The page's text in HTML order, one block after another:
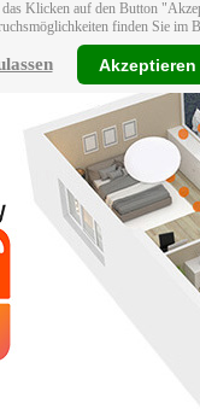
Klicken auf den Button
finden Sie im
Akzeptieren